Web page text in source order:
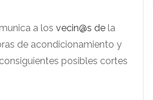
a losvecin@s de la
de acondicionamiento y
posibles cortes